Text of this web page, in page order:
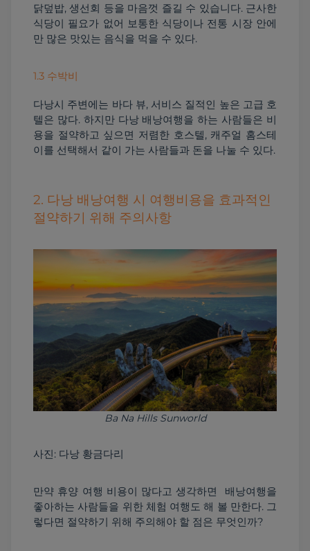
닭덮밥, 생선회 등을 마음껏 즐길 수 있습니다. 근사한
식당이 필요가 없어 보통한 식당이나 전통 시장 안에
만 많은 맛있는 음식을 먹을 수 있다.
1.3 수박비
다낭시 주변에는 바다 뷰, 서비스 질적인 높은 고급 호
텔은 많다. 하지만 다낭 배낭여행을 하는 사람들은 비
용을 절약하고 싶으면 저렴한 호스텔, 캐주얼 홈스테
이를 선택해서 같이 가는 사람들과 돈을 나눌 수 있다.
2. 다낭 배낭여행 시 여행비용을 효과적인
절약하기 위해 주의사항
Ba Na Hills Sunworld
사진: 다낭 황금다리
만약 휴양 여행 비용이 많다고 생각하면  배낭여행을
좋아하는 사람들을 위한 체험 여행도 해 볼 만한다. 그
렇다면 절약하기 위해 주의해야 할 점은 무엇인까?